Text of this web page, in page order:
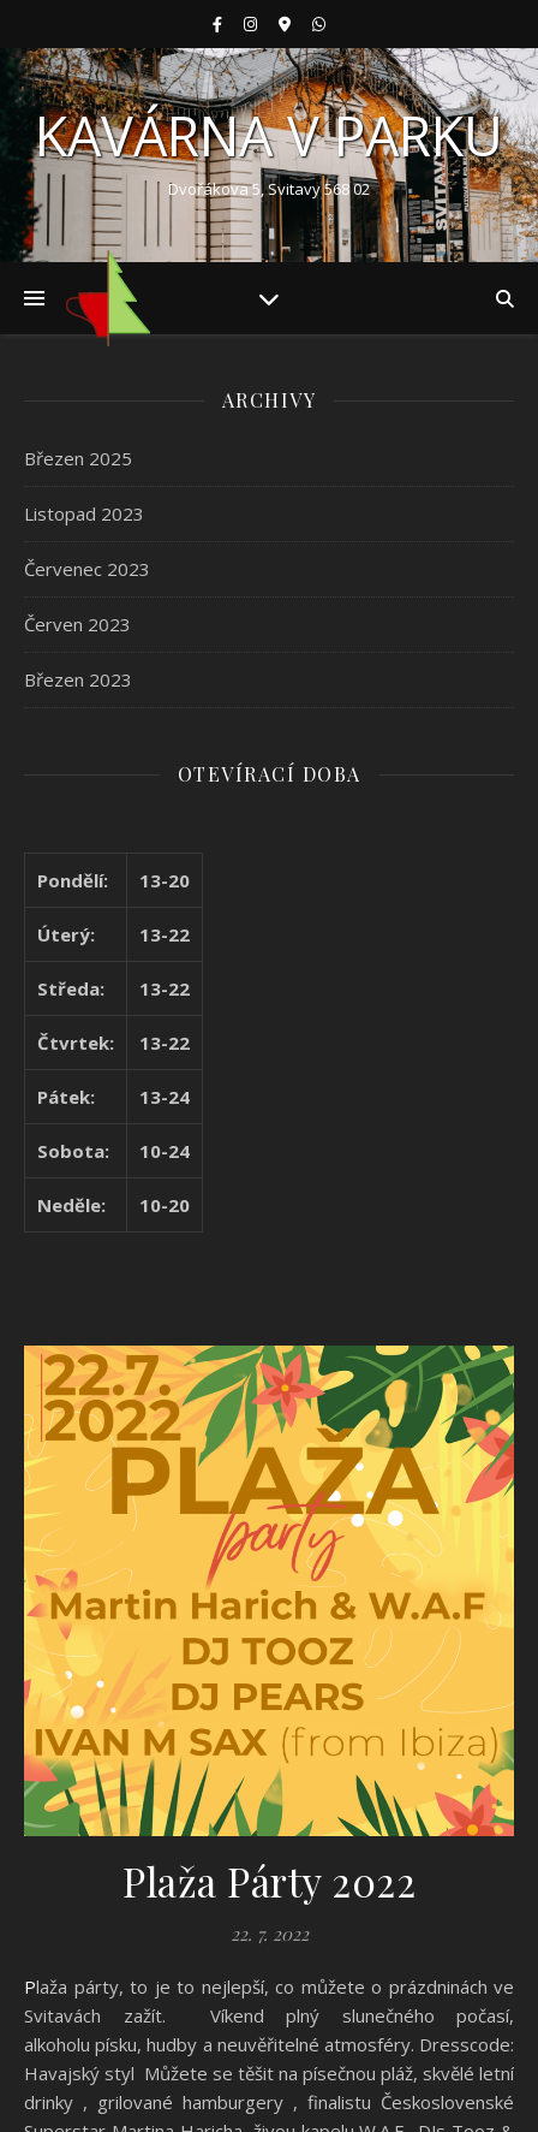
KAVÁRNA V PARKU
Dvořákova 5, Svitavy 568 02
ARCHIVY
Březen 2025
Listopad 2023
Červenec 2023
Červen 2023
Březen 2023
OTEVÍRACÍ DOBA
Pondělí: 13-20
Úterý: 13-22
Středa: 13-22
Čtvrtek: 13-22
Pátek: 13-24
Sobota: 10-24
Neděle: 10-20
Plaža Párty 2022
22. 7. 2022
Plaža párty, to je to nejlepší, co můžete o prázdninách ve
Svitavách zažít. Víkend plný slunečného počasí,
alkoholu písku, hudby a neuvěřitelné atmosféry. Dresscode:
Havajský styl Můžete se těšit na písečnou pláž, skvělé letní
drinky , grilované hamburgery , finalistu Československé